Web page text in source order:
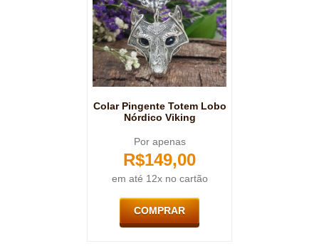
Colar Pingente Totem Lobo
Nórdico Viking
Por apenas
R$149,00
em até 12x no cartão
COMPRAR